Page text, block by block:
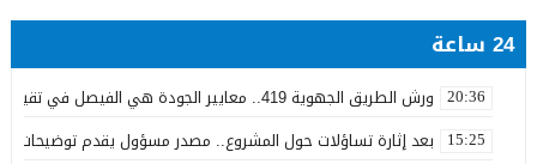
24 ساعة
20:36 ورش الطريق الجهوية 419.. معايير الجودة هي الفيصل في تقييم مشاريع البنية التحتية
15:25 بعد إثارة تساؤلات حول المشروع.. مصدر مسؤول يقدم توضيحات